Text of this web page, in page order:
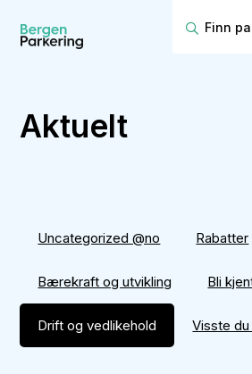
Finn
Aktuelt
Uncategorized @no Rabatter
Bærekraft og utvikling Bli
Drift og vedlikehold Visste